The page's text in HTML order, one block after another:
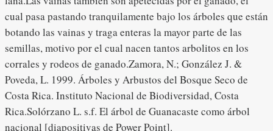
cual pasa pastando tranquilamente bajo los árboles que están
botando las vainas y traga enteras la mayor parte de las
semillas, motivo por el cual nacen tantos arbolitos en los
corrales y rodeos de ganado.Zamora, N.; González J. &
Poveda, L. 1999. Árboles y Arbustos del Bosque Seco de
Costa Rica. Instituto Nacional de Biodiversidad, Costa
Rica.Solórzano L. s.f. El árbol de Guanacaste como árbol
nacional [diapositivas de Power Point].